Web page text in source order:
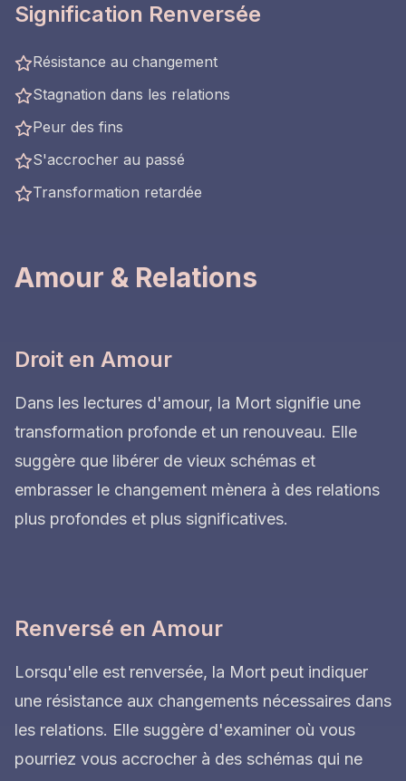
Signification Renversée
Résistance au changement
Stagnation dans les relations
Peur des fins
S'accrocher au passé
Transformation retardée
Amour & Relations
Droit en Amour
Dans les lectures d'amour, la Mort signifie une
transformation profonde et un renouveau. Elle
suggère que libérer de vieux schémas et
embrasser le changement mènera à des relations
plus profondes et plus significatives.
Renversé en Amour
Lorsqu'elle est renversée, la Mort peut indiquer
une résistance aux changements nécessaires dans
les relations. Elle suggère d'examiner où vous
pourriez vous accrocher à des schémas qui ne